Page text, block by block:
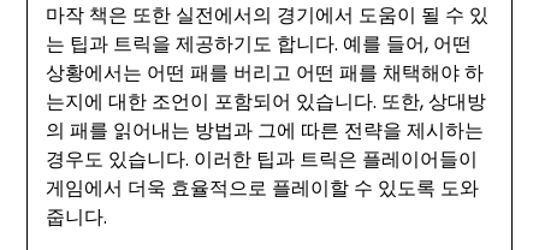
마작 책은 또한 실전에서의 경기에서 도움이 될 수 있
는 팁과 트릭을 제공하기도 합니다. 예를 들어, 어떤
상황에서는 어떤 패를 버리고 어떤 패를 채택해야 하
는지에 대한 조언이 포함되어 있습니다. 또한, 상대방
의 패를 읽어내는 방법과 그에 따른 전략을 제시하는
경우도 있습니다. 이러한 팁과 트릭은 플레이어들이
게임에서 더욱 효율적으로 플레이할 수 있도록 도와
줍니다.